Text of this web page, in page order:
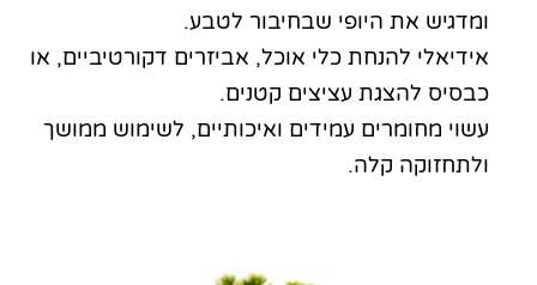
ומדגיש את היופי שבחיבור לטבע.
אידיאלי להנחת כלי אוכל, אביזרים דקורטיביים, או
כבסיס להצגת עציצים קטנים.
עשוי מחומרים עמידים ואיכותיים, לשימוש ממושך
ולתחזוקה קלה.